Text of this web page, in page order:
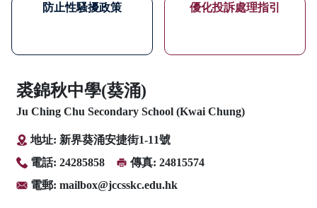
防止性騷擾政策 優化投訴處理指引
裘錦秋中學(葵涌)
Ju Ching Chu Secondary School (Kwai Chung)
地址: 新界葵涌安捷街1-11號
電話: 24285858
傳真: 24815574
電郵: mailbox@jccsskc.edu.hk